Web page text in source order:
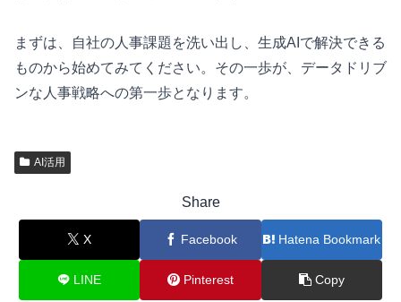
まずは、自社の人事課題を洗い出し、生成AIで解決できる
ものから始めてみてください。その一歩が、データドリブ
ンな人事戦略への第一歩となります。
AI活用
Share
X Facebook Hatena Bookmark
LINE Pinterest Copy